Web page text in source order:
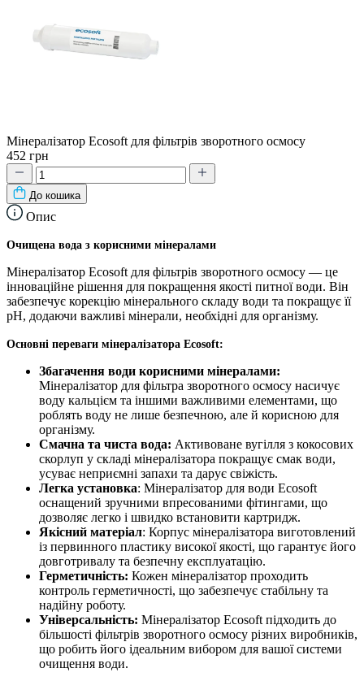
Мінералізатор Ecosoft для фільтрів зворотного осмосу
452 грн
До кошика
Опис
Очищена вода з корисними мінералами
Мінералізатор Ecosoft для фільтрів зворотного осмосу — це
інноваційне рішення для покращення якості питної води. Він
забезпечує корекцію мінерального складу води та покращує її
pH, додаючи важливі мінерали, необхідні для організму.
Основні переваги мінералізатора Ecosoft:
Збагачення води корисними мінералами:
Мінералізатор для фільтра зворотного осмосу насичує
воду кальцієм та іншими важливими елементами, що
роблять воду не лише безпечною, але й корисною для
організму.
Смачна та чиста вода: Активоване вугілля з кокосових
скорлуп у складі мінералізатора покращує смак води,
усуває неприємні запахи та дарує свіжість.
Легка установка: Мінералізатор для води Ecosoft
оснащений зручними впресованими фітингами, що
дозволяє легко і швидко встановити картридж.
Якісний матеріал: Корпус мінералізатора виготовлений
із первинного пластику високої якості, що гарантує його
довготривалу та безпечну експлуатацію.
Герметичність: Кожен мінералізатор проходить
контроль герметичності, що забезпечує стабільну та
надійну роботу.
Універсальність: Мінералізатор Ecosoft підходить до
більшості фільтрів зворотного осмосу різних виробників,
що робить його ідеальним вибором для вашої системи
очищення води.